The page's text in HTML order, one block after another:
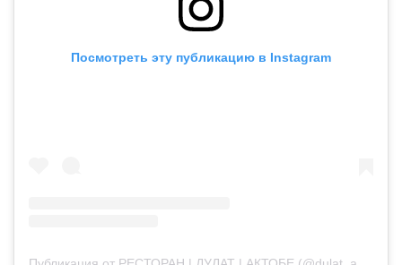
Посмотреть эту публикацию в Instagram